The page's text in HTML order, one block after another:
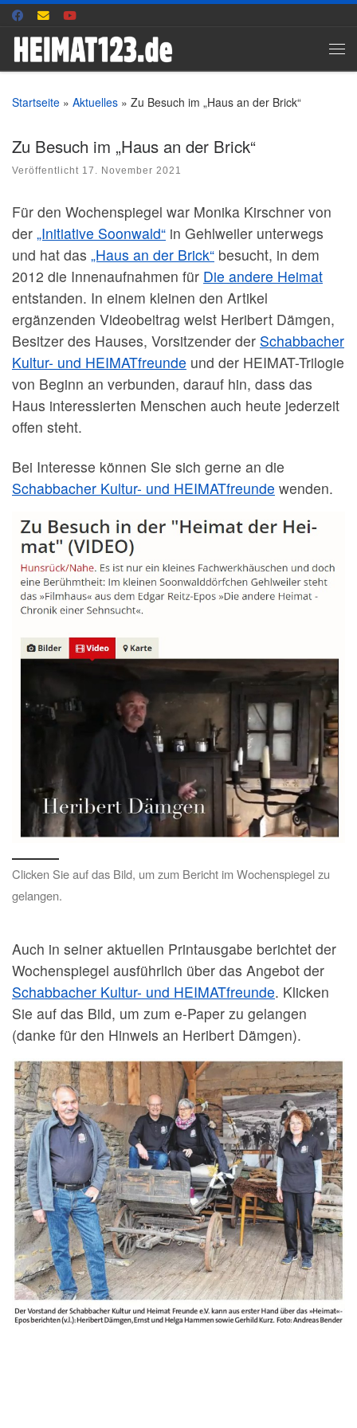
Zum Inhalt springen
Startseite » Aktuelles » Zu Besuch im „Haus an der Brick“
Zu Besuch im „Haus an der Brick“
Veröffentlicht 17. November 2021
Für den Wochenspiegel war Monika Kirschner von
der „Initiative Soonwald“ in Gehlweiler unterwegs
und hat das „Haus an der Brick“ besucht, in dem
2012 die Innenaufnahmen für Die andere Heimat
entstanden. In einem kleinen den Artikel
ergänzenden Videobeitrag weist Heribert Dämgen,
Besitzer des Hauses, Vorsitzender der Schabbacher
Kultur- und HEIMATfreunde und der HEIMAT-Trilogie
von Beginn an verbunden, darauf hin, dass das
Haus interessierten Menschen auch heute jederzeit
offen steht.
Bei Interesse können Sie sich gerne an die
Schabbacher Kultur- und HEIMATfreunde wenden.
Clicken Sie auf das Bild, um zum Bericht im Wochenspiegel zu
gelangen.
Auch in seiner aktuellen Printausgabe berichtet der
Wochenspiegel ausführlich über das Angebot der
Schabbacher Kultur- und HEIMATfreunde. Klicken
Sie auf das Bild, um zum e-Paper zu gelangen
(danke für den Hinweis an Heribert Dämgen).